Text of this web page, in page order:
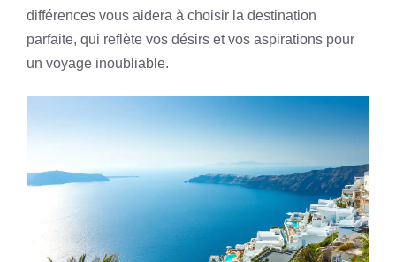
différences vous aidera à choisir la destination
parfaite, qui reflète vos désirs et vos aspirations pour
un voyage inoubliable.